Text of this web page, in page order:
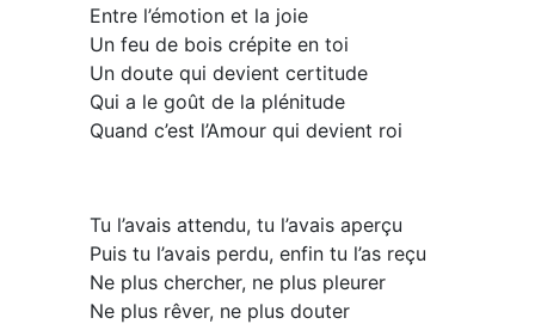
Entre l’émotion et la joie
Un feu de bois crépite en toi
Un doute qui devient certitude
Qui a le goût de la plénitude
Quand c’est l’Amour qui devient roi
Tu l’avais attendu, tu l’avais aperçu
Puis tu l’avais perdu, enfin tu l’as reçu
Ne plus chercher, ne plus pleurer
Ne plus rêver, ne plus douter